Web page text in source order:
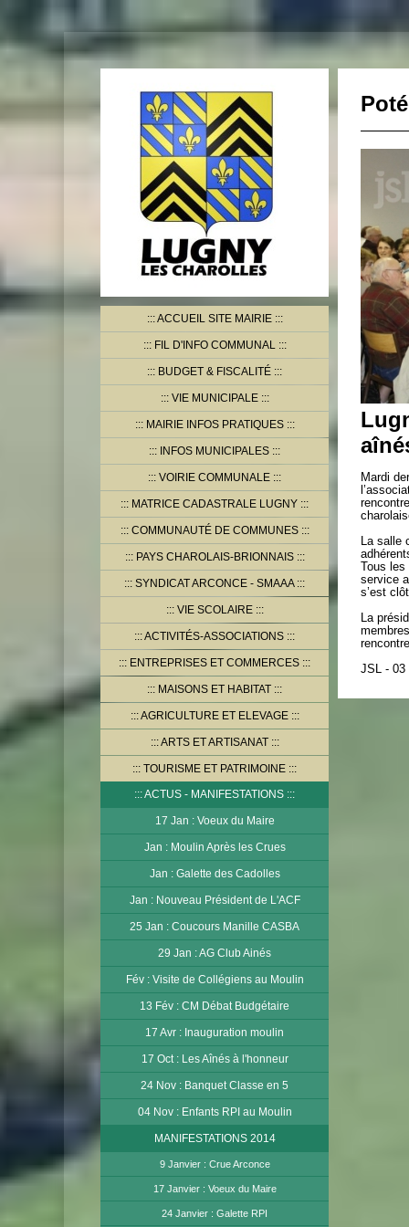
ACCUEIL SITE MAIRIE
FIL D'INFO COMMUNAL
BUDGET & FISCALITÉ
VIE MUNICIPALE
MAIRIE INFOS PRATIQUES
INFOS MUNICIPALES
VOIRIE COMMUNALE
MATRICE CADASTRALE LUGNY
COMMUNAUTÉ DE COMMUNES
PAYS CHAROLAIS-BRIONNAIS
SYNDICAT ARCONCE - SMAAA
VIE SCOLAIRE
ACTIVITÉS-ASSOCIATIONS
ENTREPRISES ET COMMERCES
MAISONS ET HABITAT
AGRICULTURE ET ELEVAGE
ARTS ET ARTISANAT
TOURISME ET PATRIMOINE
ACTUS - MANIFESTATIONS
17 Jan : Voeux du Maire
Jan : Moulin Après les Crues
Jan : Galette des Cadolles
Jan : Nouveau Président de L'ACF
25 Jan : Coucours Manille CASBA
29 Jan : AG Club Ainés
Fév : Visite de Collégiens au Moulin
13 Fév : CM Débat Budgétaire
17 Avr : Inauguration moulin
17 Oct : Les Aînés à l'honneur
24 Nov : Banquet Classe en 5
04 Nov : Enfants RPI au Moulin
MANIFESTATIONS 2014
9 Janvier : Crue Arconce
17 Janvier : Voeux du Maire
24 Janvier : Galette RPI
Mardi
La salle
Tous
service
s’est
La
JSL - 03